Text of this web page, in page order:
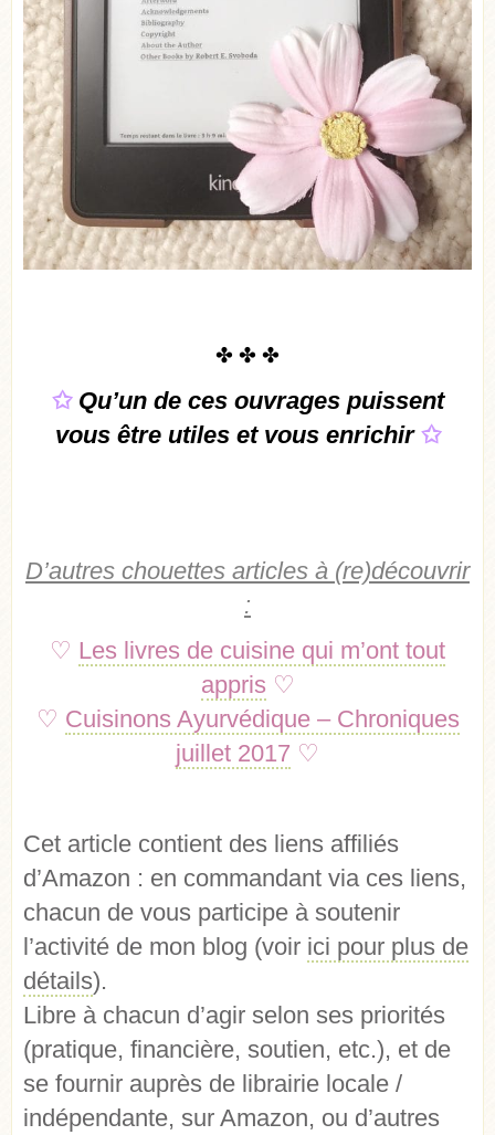
✤ ✤ ✤
✩Qu’un de ces ouvrages puissent
vous être utiles et vous enrichir ✩
D’autres chouettes articles à (re)découvrir
:
♡ Les livres de cuisine qui m’ont tout
appris ♡
♡ Cuisinons Ayurvédique – Chroniques
juillet 2017 ♡
Cet article contient des liens affiliés
d’Amazon : en commandant via ces liens,
chacun de vous participe à soutenir
l’activité de mon blog (voir ici pour plus de
détails).
Libre à chacun d’agir selon ses priorités
(pratique, financière, soutien, etc.), et de
se fournir auprès de librairie locale /
indépendante, sur Amazon, ou d’autres